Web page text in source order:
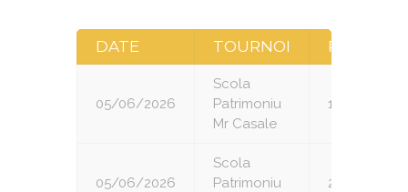
DATE TOURNOI RONDE
05/06/2026
Scola
Patrimoniu
Mr Casale
1
05/06/2026
Scola
Patrimoniu
2